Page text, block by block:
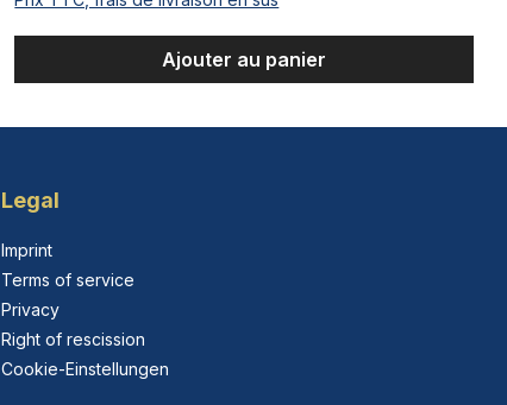
Ajouter au panier
Legal
Imprint
Terms of service
Privacy
Right of rescission
Cookie-Einstellungen